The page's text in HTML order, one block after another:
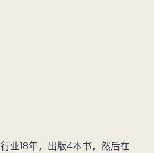
业18年，出版4本书，然后在